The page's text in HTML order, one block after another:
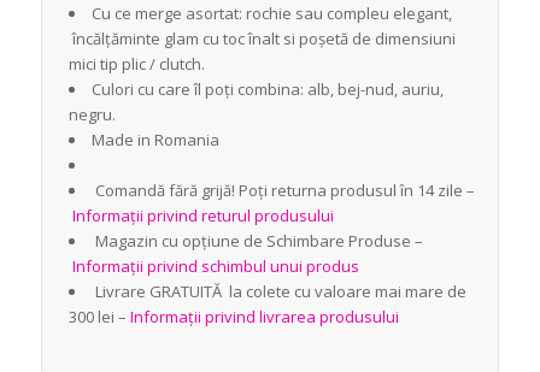
Cu ce merge asortat: rochie sau compleu elegant,
încălțăminte glam cu toc înalt si poșetă de dimensiuni
mici tip plic / clutch.
Culori cu care îl poți combina: alb, bej-nud, auriu,
negru.
Made in Romania
Comandă fără grijă! Poți returna produsul în 14 zile –
Informații privind returul produsului
Magazin cu opțiune de Schimbare Produse –
Informații privind schimbul unui produs
Livrare GRATUITĂ la colete cu valoare mai mare de
300 lei – Informații privind livrarea produsului